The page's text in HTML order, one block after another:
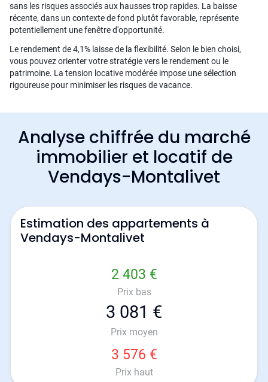
sans les risques associés aux hausses trop rapides. La baisse
récente, dans un contexte de fond plutôt favorable, représente
potentiellement une fenêtre d'opportunité.
Le rendement de 4,1% laisse de la flexibilité. Selon le bien choisi,
vous pouvez orienter votre stratégie vers le rendement ou le
patrimoine. La tension locative modérée impose une sélection
rigoureuse pour minimiser les risques de vacance.
Analyse chiffrée du marché
immobilier et locatif de
Vendays-Montalivet
Estimation des appartements à
Vendays-Montalivet
2 403 €
Prix bas
3 081 €
Prix moyen
3 576 €
Prix haut